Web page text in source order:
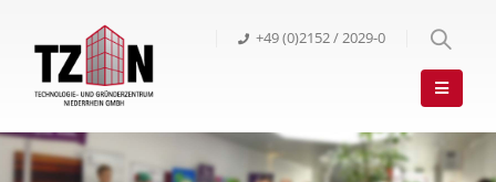
+49 (0)2152 / 2029-0